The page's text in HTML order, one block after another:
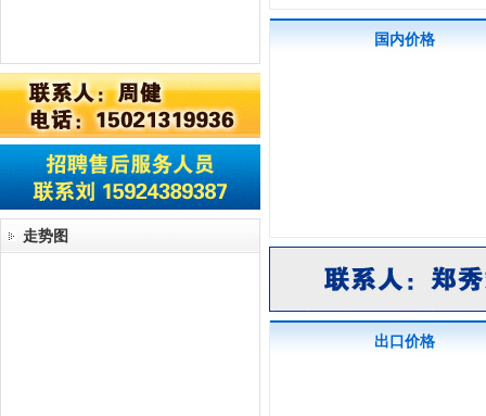
走势图
国内价格
出口价格